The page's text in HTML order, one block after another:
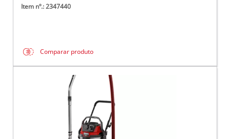
Item nº.: 2347440
Comparar produto